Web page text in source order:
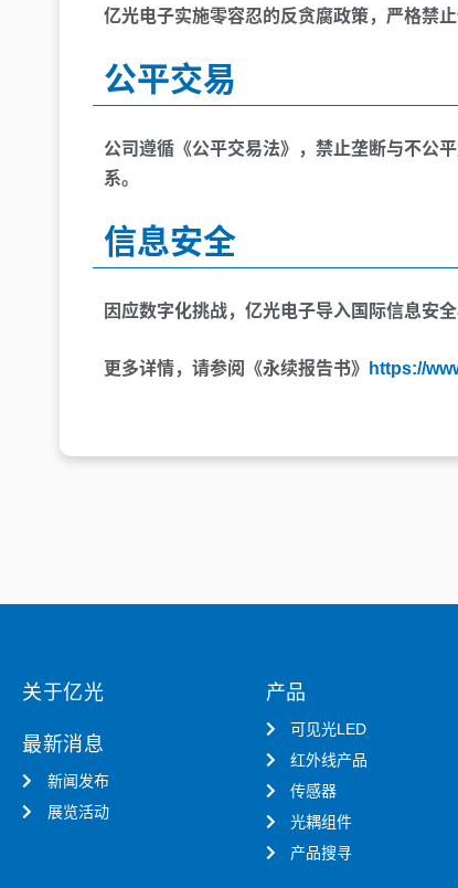
亿光电子实施零容忍的反贪腐政策，严格禁
公平交易
公司遵循《公平交易法》，禁止垄断与不公
系。
信息安全
因应数字化挑战，亿光电子导入国际信息安
更多详情，请参阅《永续报告书》 https://
关于亿光
最新消息
新闻发布
展览活动
产品
可见光LED
红外线产品
传感器
光耦组件
产品搜寻